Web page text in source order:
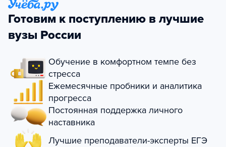
Готовим к поступлению в лучшие
вузы России
Обучение в комфортном темпе без
стресса
Ежемесячные пробники и аналитика
прогресса
Постоянная поддержка личного
наставника
Лучшие преподаватели-эксперты ЕГЭ